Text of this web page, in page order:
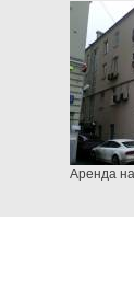
Аренда